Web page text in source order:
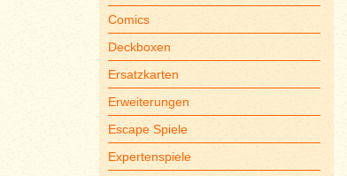
Comics
Deckboxen
Ersatzkarten
Erweiterungen
Escape Spiele
Expertenspiele